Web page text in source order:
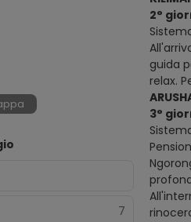
7
2°
guida
relax.
3°